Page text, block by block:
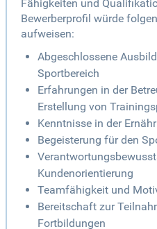
Fähigkeiten und
Bewerberprofil würde
aufweisen:
Abgeschlossene
Sportbereich
Erfahrungen in der
Erstellung von
Kenntnisse in der
Begeisterung für den
Kundenorientierung
Teamfähigkeit und
Bereitschaft zur
Fortbildungen